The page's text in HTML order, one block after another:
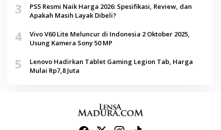
3
PS5 Resmi Naik Harga 2026: Spesifikasi, Review, dan
Apakah Masih Layak Dibeli?
4
Vivo V60 Lite Meluncur di Indonesia 2 Oktober 2025,
Usung Kamera Sony 50 MP
5
Lenovo Hadirkan Tablet Gaming Legion Tab, Harga
Mulai Rp7,8 Juta